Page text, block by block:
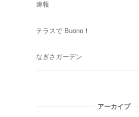
速報
テラスで Buono！
なぎさガーデン
アーカイブ